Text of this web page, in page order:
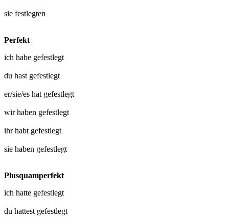
sie festlegten
Perfekt
ich habe gefestlegt
du hast gefestlegt
er/sie/es hat gefestlegt
wir haben gefestlegt
ihr habt gefestlegt
sie haben gefestlegt
Plusquamperfekt
ich hatte gefestlegt
du hattest gefestlegt